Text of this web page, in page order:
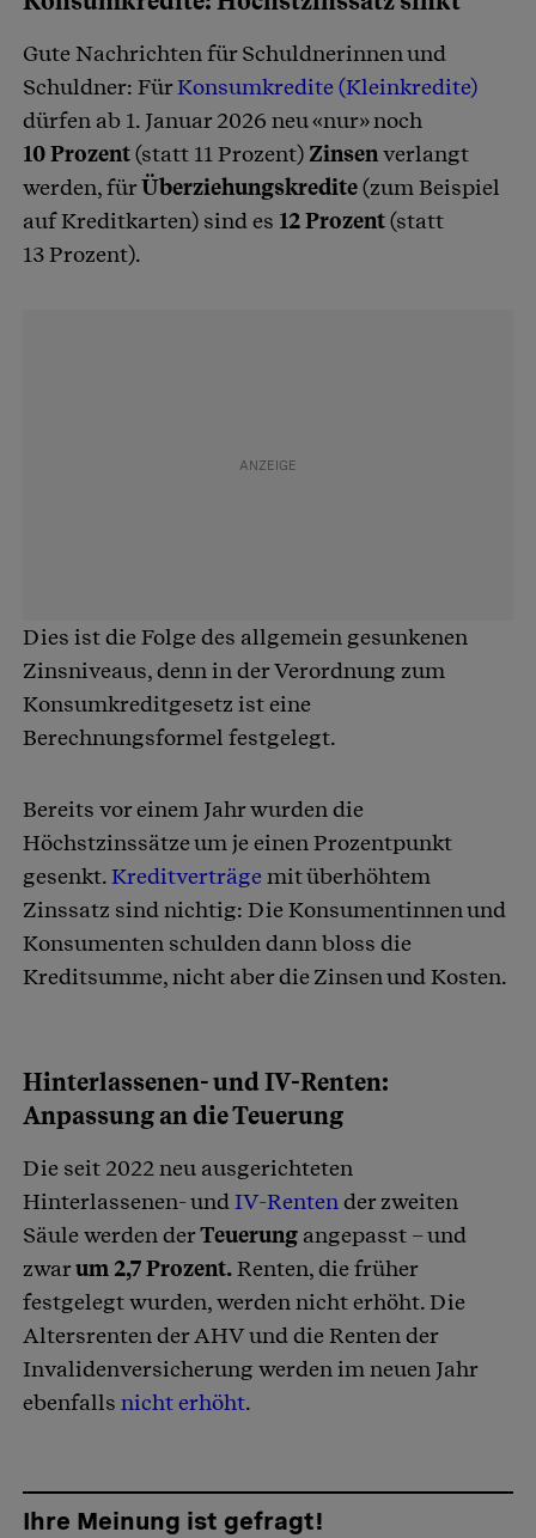
Gute Nachrichten für Schuldnerinnen und
Schuldner: FürKonsumkredite (Kleinkredite)
dürfen ab 1. Januar 2026 neu «nur» noch
10 Prozent(statt 11 Prozent) Zinsenverlangt
werden, fürÜberziehungskredite(zum Beispiel
auf Kreditkarten) sind es 12 Prozent(statt
13 Prozent).
Dies ist die Folge des allgemein gesunkenen
Zinsniveaus, denn in der Verordnung zum
Konsumkreditgesetz ist eine
Berechnungsformel festgelegt.
Bereits vor einem Jahr wurden die
Höchstzinssätze um je einen Prozentpunkt
gesenkt.Kreditverträgemit überhöhtem
Zinssatz sind nichtig: Die Konsumentinnen und
Konsumenten schulden dann bloss die
Kreditsumme, nicht aber die Zinsen und Kosten.
Hinterlassenen- und IV-Renten:
Anpassung an die Teuerung
Die seit 2022 neu ausgerichteten
Hinterlassenen- und IV-Renten der zweiten
Säule werden derTeuerung angepasst – und
zwarum 2,7 Prozent.Renten, die früher
festgelegt wurden, werden nicht erhöht. Die
Altersrenten der AHV und die Renten der
Invalidenversicherung werden im neuen Jahr
ebenfalls nicht erhöht.
Ihre Meinung ist gefragt!